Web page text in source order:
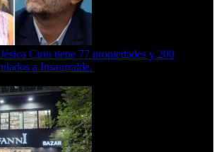
Cirio tiene 77 propiedades y 200
a Insaurralde.